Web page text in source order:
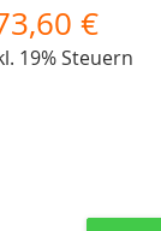
€
19% Steuern